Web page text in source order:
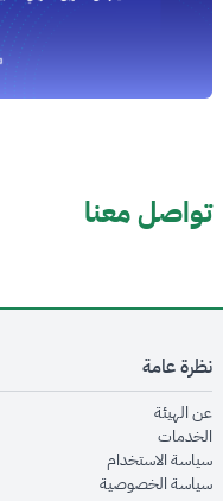
تواصل معنا
نظرة عامة
عن الهيئةopens in new window
الخدماتopens in new window
سياسة الاستخدامin new window
سياسة الخصوصيةnew window